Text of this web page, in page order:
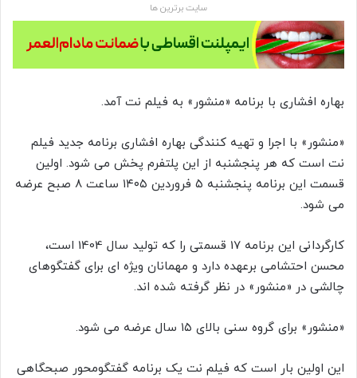
سایت برترین ها
بهاره افشاری با برنامه «منشور» به فیلم نت آمد.
«منشور» با اجرا و تهیه کنندگی بهاره افشاری برنامه جدید فیلم
نت است که هر پنجشنبه از این پلتفرم پخش می شود. اولین
قسمت این برنامه پنجشنبه ۵ فروردین ۱۴۰۵ ساعت ۸ صبح عرضه
می شود.
کارگردانی این برنامه 17 قسمتی را که تولید سال 1404 است،
محسن احتشامی برعهده دارد و مهمانان ویژه ای برای گفتگوهای
چالشی در «منشور» در نظر گرفته شده اند.
«منشور» برای گروه سنی بالای ۱۵ سال عرضه می شود.
این اولین بار است که فیلم نت یک برنامه گفتگومحور صبحگاهی